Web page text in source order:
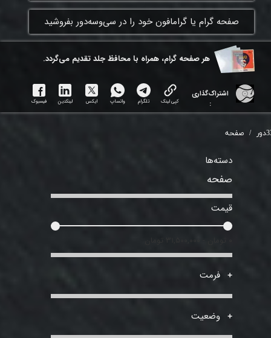
​صفحه گرام یا گرامافون خود را در سی‌وسه‌دور بفروشید
هر ​صفحه گرام، همراه با محافظ جلد تقدیم می‌گردد.
اشتراک‌گذاری
:
کپی لینک تلگرام واتساپ ایکس لینکدین فیسبوک
صفحه
دسته‌ها
صفحه
قیمت
فرمت
وضعیت